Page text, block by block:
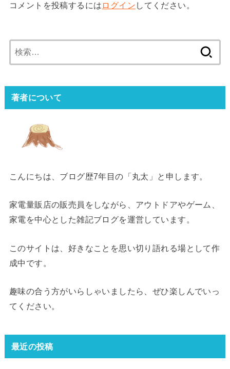
コメントを投稿するには ログイン してください。
索:
著者について
こんにちは、ブログ歴7年目の「丸太」と申します。
家電量販店の販売員をしながら、アウトドアやゲーム、
家電を中心とした雑記ブログを運営しています。
このサイトは、好きなことを思い切り語れる場として作
成中です。
趣味の合う方がいらしゃいましたら、ぜひ楽しんでいっ
てください。
最近の投稿